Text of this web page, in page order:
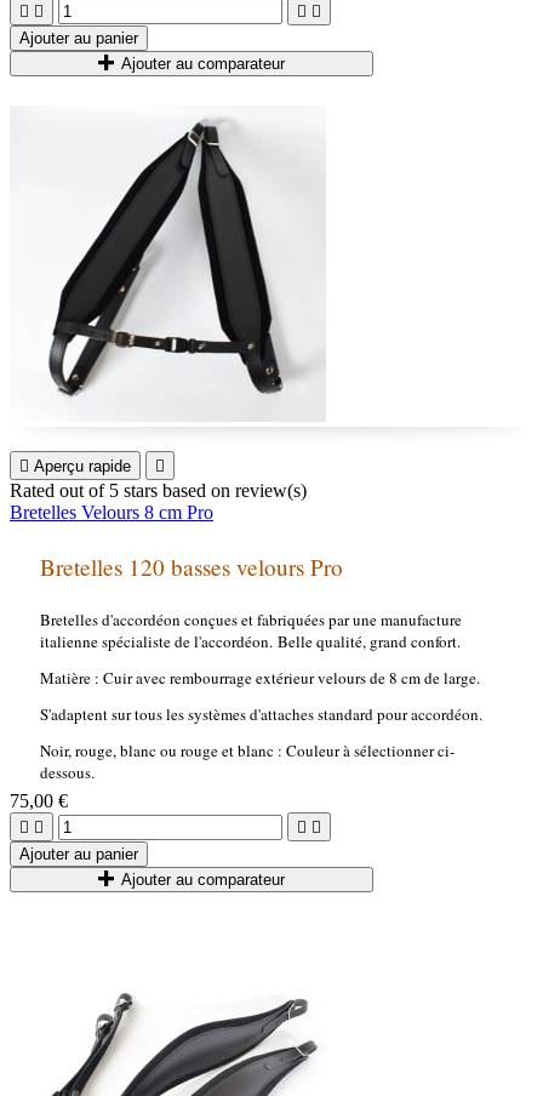
   
Ajouter au panier
Ajouter au comparateur
 Aperçu rapide 
Rated out of 5 stars based on review(s)
Bretelles Velours 8 cm Pro
Bretelles 120 basses velours Pro
Bretelles d'accordéon conçues et fabriquées par une manufacture
italienne spécialiste de l'accordéon. Belle qualité, grand confort.
Matière : Cuir avec rembourrage extérieur velours de 8 cm de large.
S'adaptent sur tous les systèmes d'attaches standard pour accordéon.
Noir, rouge, blanc ou rouge et blanc : Couleur à sélectionner ci-
dessous.
75,00 €
   
Ajouter au panier
Ajouter au comparateur